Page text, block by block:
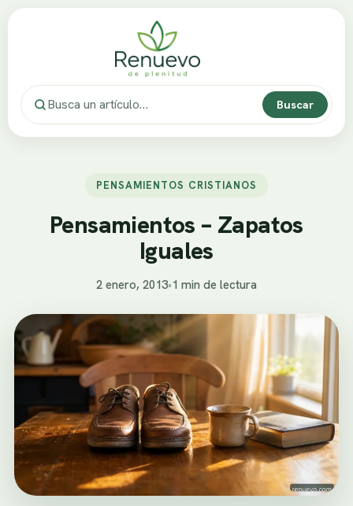
Buscar
PENSAMIENTOS CRISTIANOS
Pensamientos – Zapatos
Iguales
2 enero, 2013•1 min de lectura